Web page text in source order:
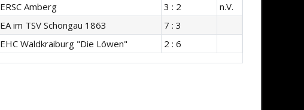
ERSC Amberg 3 : 2
n.V.
EA im TSV Schongau 1863
7 : 3
EHC Waldkraiburg "Die Löwen" 2 : 6